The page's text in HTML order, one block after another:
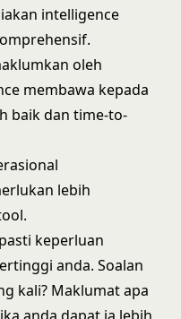
intelligence
oleh
membawa kepada
baik dan time-to-
lebih
keperluan
anda. Soalan
kali? Maklumat apa